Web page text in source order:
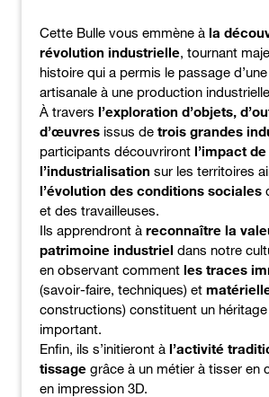
Cette Bulle vous emmène à la
révolution industrielle , tournant
histoire qui a permis le passage
artisanale à une production industrielle.
À travers l’exploration d’objets,
d’œuvres issus de trois grandes
participants découvriront l’impact de
l’industrialisation sur les territoires
l’évolution des conditions sociales
et des travailleuses.
Ils apprendront à reconnaître la
patrimoine industriel dans notre
en observant comment les traces
(savoir-faire, techniques) et
constructions) constituent un
important.
Enfin, ils s’initieront à l’activité
tissage grâce à un métier à tisser en
en impression 3D.